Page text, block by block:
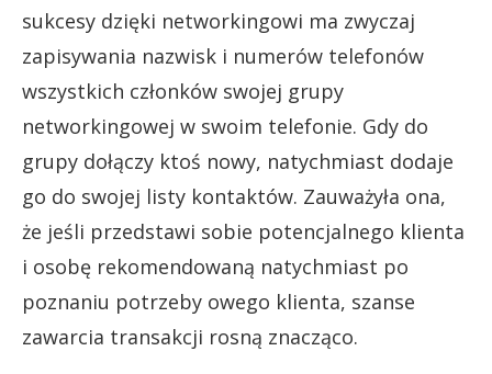
sukcesy dzięki networkingowi ma zwyczaj
zapisywania nazwisk i numerów telefonów
wszystkich członków swojej grupy
networkingowej w swoim telefonie. Gdy do
grupy dołączy ktoś nowy, natychmiast dodaje
go do swojej listy kontaktów. Zauważyła ona,
że jeśli przedstawi sobie potencjalnego klienta
i osobę rekomendowaną natychmiast po
poznaniu potrzeby owego klienta, szanse
zawarcia transakcji rosną znacząco.